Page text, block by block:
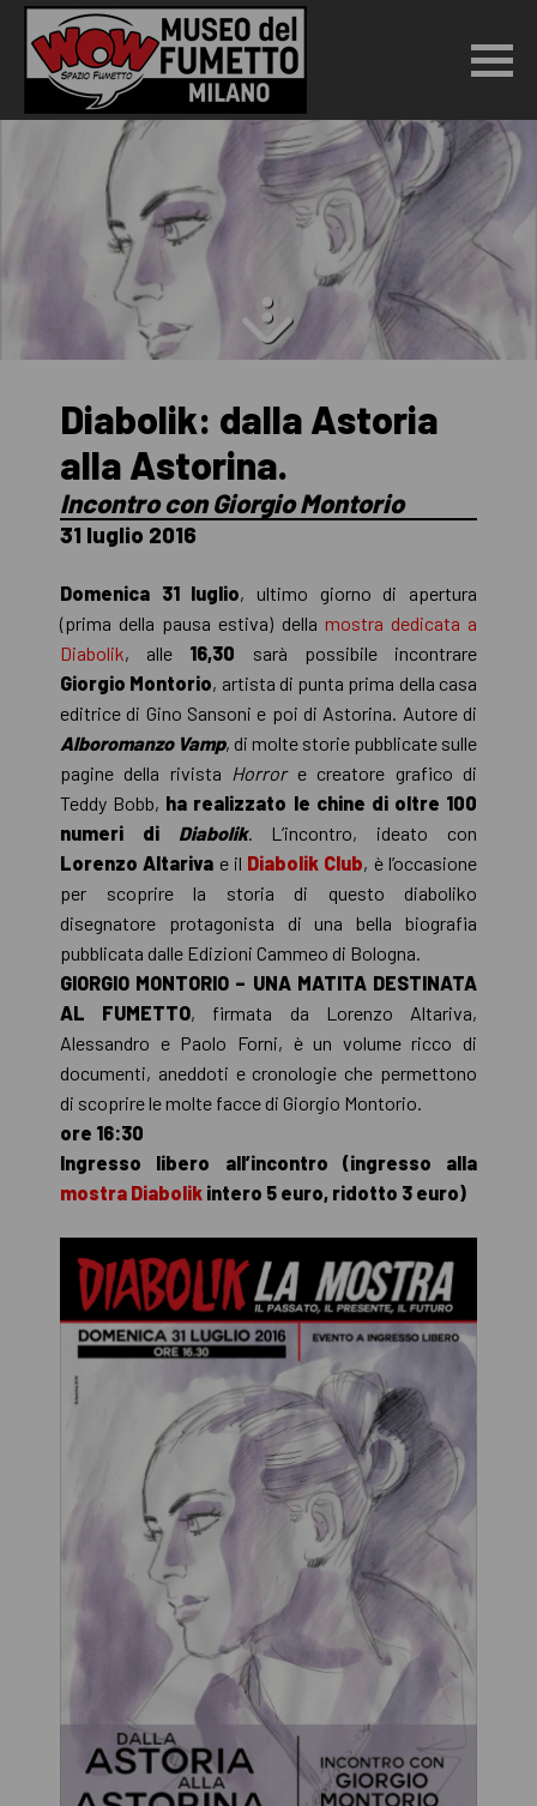
Diabolik: dalla Astoria
alla Astorina.
Incontro con Giorgio Montorio
31 luglio 2016
Domenica 31 luglio, ultimo giorno di apertura
(prima della pausa estiva) della mostra dedicata a
Diabolik, alle 16,30 sarà possibile incontrare
Giorgio Montorio, artista di punta prima della casa
editrice di Gino Sansoni e poi di Astorina. Autore di
Alboromanzo Vamp, di molte storie pubblicate sulle
pagine della rivista Horrore creatore grafico di
Teddy Bobb, ha realizzato le chine di oltre 100
numeri di Diabolik. L’incontro, ideato con
Lorenzo Altariva e il Diabolik Club, è l’occasione
per scoprire la storia di questo diaboliko
disegnatore protagonista di una bella biografia
pubblicata dalle Edizioni Cammeo di Bologna.
GIORGIO MONTORIO – UNA MATITA DESTINATA
AL FUMETTO, firmata da Lorenzo Altariva,
Alessandro e Paolo Forni, è un volume ricco di
documenti, aneddoti e cronologie che permettono
di scoprire le molte facce di Giorgio Montorio.
ore 16:30
Ingresso libero all’incontro (ingresso alla
mostra Diabolik intero 5 euro, ridotto 3 euro)